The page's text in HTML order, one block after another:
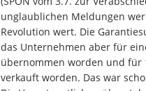
unglaublichen Meldungen
Revolution wert. Die
das Unternehmen aber für
übernommen worden und für
verkauft worden. Das war